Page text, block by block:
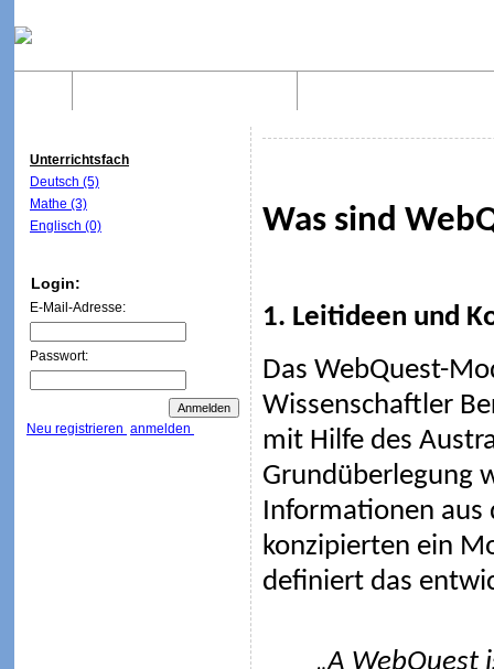
Unterrichtsfach
Deutsch (5)
Mathe (3)
Englisch (0)
Login:
E-Mail-Adresse:
Passwort:
Neu registrieren anmelden
Was sind
1. Leitideen und
Das WebQuest-
Wissenschaftler
mit Hilfe des
Grundüberlegung
Informationen aus
konzipierten ein
definiert das
„A WebQuest is